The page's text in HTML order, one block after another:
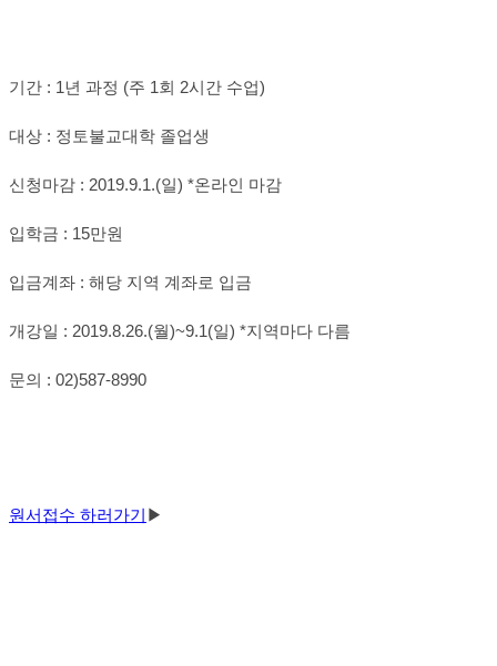
기간 : 1 년 과정 (주 1 회 2시간 수업)
대상 : 정토불교대학 졸업생
신청마감 : 2019.9.1.(일) *온라인 마감
입학금 : 15만원
입금계좌 : 해당 지역 계좌로 입금
개강일 : 2019.8.26.(월)~9.1(일) *지역마다 다름
문의 : 02)587-8990
원서접수 하러가기 ▶